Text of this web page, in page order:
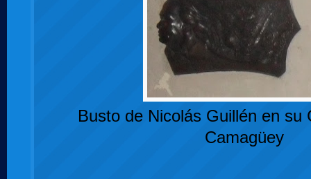
Busto de Nicolás Guillén en su
Camagüey